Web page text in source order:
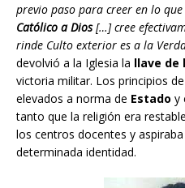
previo paso para creer en lo
Católico a Dios[…] cree
rinde Culto exterior es a la
devolvió a la Iglesia la llave de
victoria militar. Los principios
elevados a norma de Estado y
tanto que la religión era
los centros docentes y
determinada identidad.